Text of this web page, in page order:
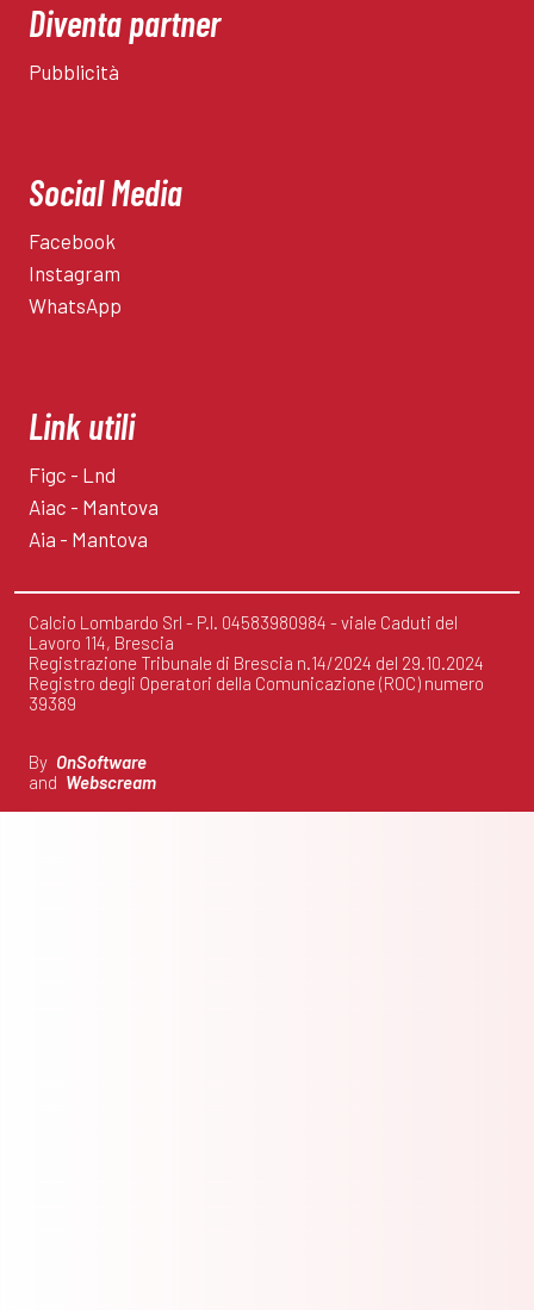
Diventa partner
Pubblicità
Social Media
Facebook
Instagram
WhatsApp
Link utili
Figc - Lnd
Aiac - Mantova
Aia - Mantova
Calcio Lombardo Srl - P.I. 04583980984 - viale Caduti del
Lavoro 114, Brescia
Registrazione Tribunale di Brescia n.14/2024 del 29.10.2024
Registro degli Operatori della Comunicazione (ROC) numero
39389
By OnSoftware
and Webscream